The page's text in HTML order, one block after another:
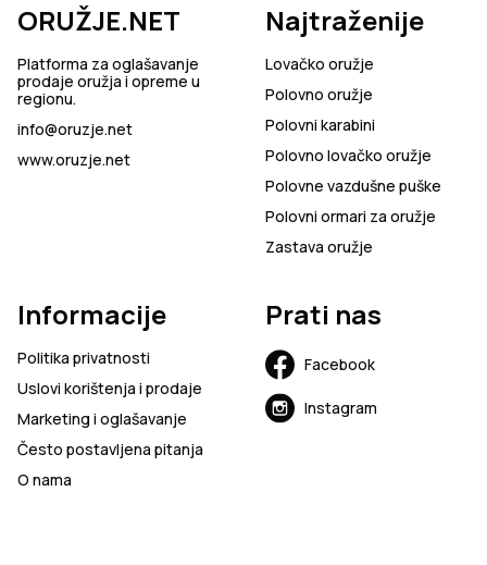
ORUŽJE.NET
Platforma za oglašavanje
prodaje oružja i opreme u
regionu.
info@oruzje.net
www.oruzje.net
Najtraženije
Lovačko oružje
Polovno oružje
Polovni karabini
Polovno lovačko oružje
Polovne vazdušne puške
Polovni ormari za oružje
Zastava oružje
Informacije
Politika privatnosti
Uslovi korištenja i prodaje
Marketing i oglašavanje
Često postavljena pitanja
O nama
Prati nas
Facebook
Instagram